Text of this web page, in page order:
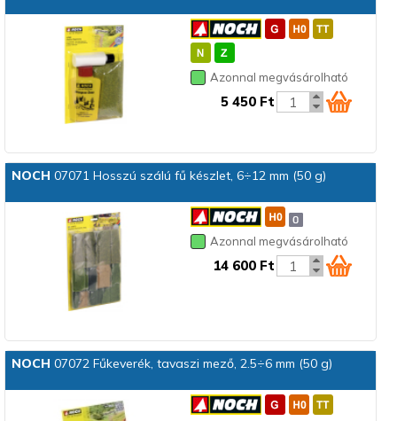
Azonnal megvásárolható
5 450 Ft
NOCH 07071 Hosszú szálú fű készlet, 6÷12 mm (50 g)
Azonnal megvásárolható
14 600 Ft
NOCH 07072 Fűkeverék, tavaszi mező, 2.5÷6 mm (50 g)